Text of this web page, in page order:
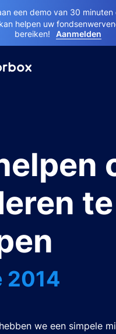
een demo van 30
helpen uw
bereiken!
Aanmelden
te
2014
we een simpele